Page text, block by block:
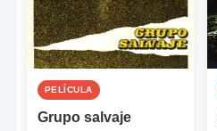
PELÍCULA
Grupo salvaje